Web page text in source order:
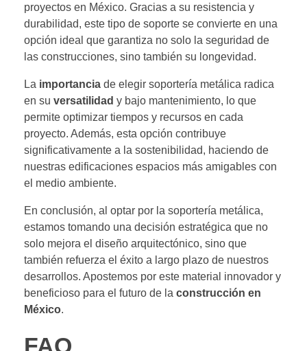
proyectos en México. Gracias a su resistencia y
durabilidad, este tipo de soporte se convierte en una
opción ideal que garantiza no solo la seguridad de
las construcciones, sino también su longevidad.
La importancia de elegir soportería metálica radica
en su versatilidad y bajo mantenimiento, lo que
permite optimizar tiempos y recursos en cada
proyecto. Además, esta opción contribuye
significativamente a la sostenibilidad, haciendo de
nuestras edificaciones espacios más amigables con
el medio ambiente.
En conclusión, al optar por la soportería metálica,
estamos tomando una decisión estratégica que no
solo mejora el diseño arquitectónico, sino que
también refuerza el éxito a largo plazo de nuestros
desarrollos. Apostemos por este material innovador y
beneficioso para el futuro de la construcción en
México.
FAQ